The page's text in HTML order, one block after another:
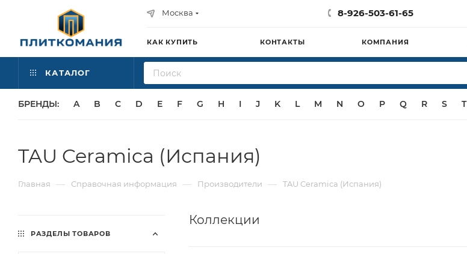
Москва 8-926-503-61-65
КАК КУПИТЬ КОНТАКТЫ КОМПАНИЯ
КАТАЛОГ
БРЕНДЫ: A B C D E F G H I J K L M N O P Q R S T
TAU Ceramica (Испания)
Главная — Справочная информация — Производители — TAU Ceramica (Испания)
Коллекции
РАЗДЕЛЫ ТОВАРОВ